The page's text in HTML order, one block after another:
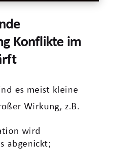
Konflikte im
es meist kleine
Wirkung, z.B.
wird
abgenickt;